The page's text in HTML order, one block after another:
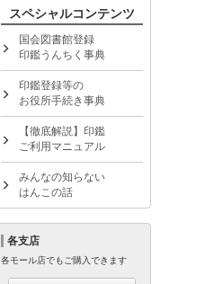
スペシャルコンテンツ
国会図書館登録
印鑑うんちく事典
印鑑登録等の
お役所手続き事典
【徹底解説】印鑑
ご利用マニュアル
みんなの知らない
はんこの話
各支店
各モール店でもご購入できます